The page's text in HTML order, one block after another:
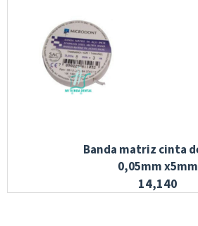
Banda matriz cinta
0,05mm x5mm
14,140